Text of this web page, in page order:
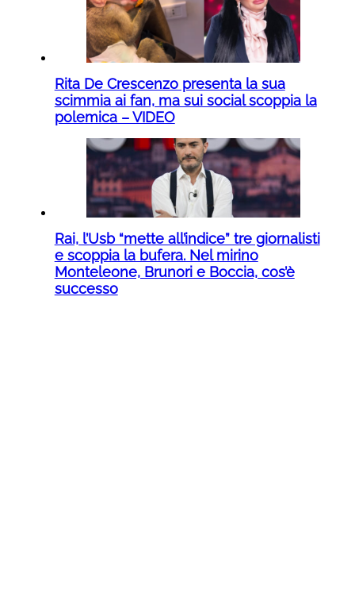
Rita De Crescenzo presenta la sua
scimmia ai fan, ma sui social scoppia la
polemica – VIDEO
Rai, l’Usb “mette all’indice” tre giornalisti
e scoppia la bufera. Nel mirino
Monteleone, Brunori e Boccia, cos’è
successo